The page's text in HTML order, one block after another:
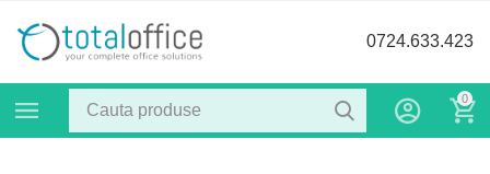
0724.633.423
0